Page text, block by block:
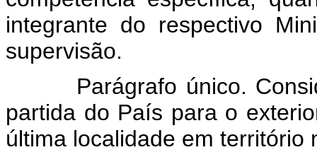
integrante do respectivo
supervisão.
Parágrafo único.
partida do País para o
última localidade em território